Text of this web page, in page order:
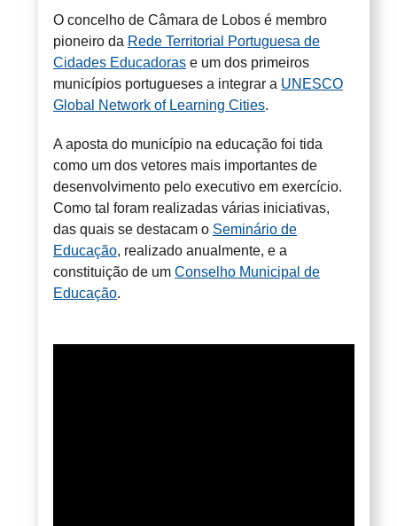
O concelho de Câmara de Lobos é membro
pioneiro da Rede Territorial Portuguesa de
Cidades Educadoras e um dos primeiros
municípios portugueses a integrar a UNESCO
Global Network of Learning Cities.
A aposta do município na educação foi tida
como um dos vetores mais importantes de
desenvolvimento pelo executivo em exercício.
Como tal foram realizadas várias iniciativas,
das quais se destacam o Seminário de
Educação, realizado anualmente, e a
constituição de um Conselho Municipal de
Educação.